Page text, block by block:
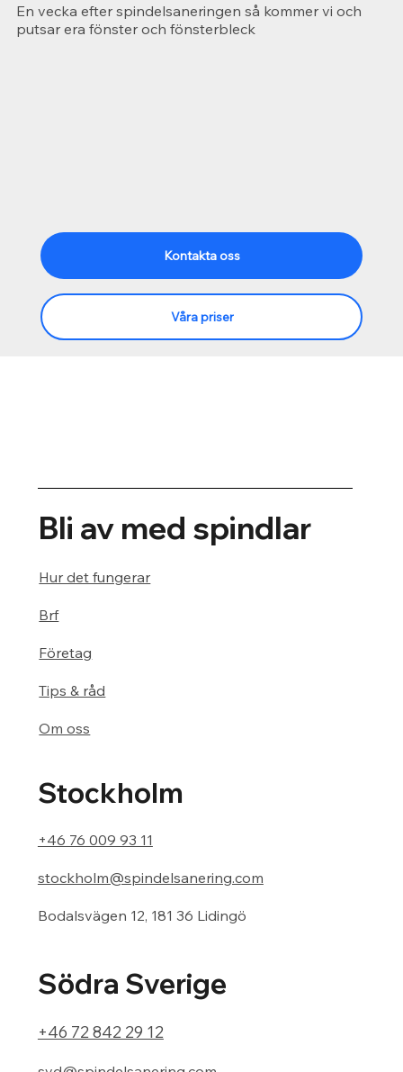
En vecka efter spindelsaneringen så kommer vi och
putsar era fönster och fönsterbleck
Kontakta oss
Våra priser
Bli av med spindlar
Hur det fungerar
Brf
Företag
Tips & råd
Om oss
Södra Sverige
+46 72 842 29 12
Stockholm
+46 76 009 93 11
Bodalsvägen 12, 181 36 Lidingö
stockholm@spindelsanering.com